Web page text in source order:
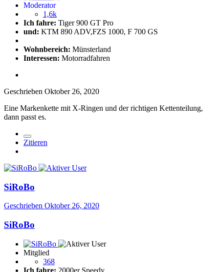
Moderator
1,6k
Ich fahre: Tiger 900 GT Pro
und: KTM 890 ADV,FZS 1000, F 700 GS
Wohnbereich: Münsterland
Interessen: Motorradfahren
Geschrieben Oktober 26, 2020
Eine Markenkette mit X-Ringen und der richtigen Kettenteilung,
dann passt es.
Zitieren
SiRoBo
Geschrieben Oktober 26, 2020
SiRoBo
Mitglied
368
Ich fahre: 2000er Speedy